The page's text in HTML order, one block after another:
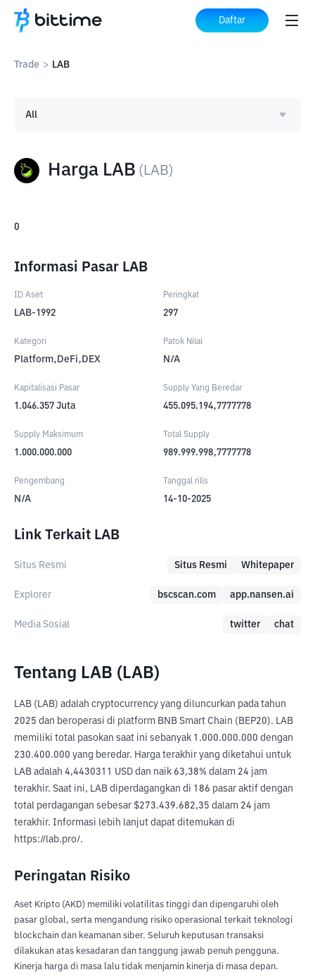
Daftar
Trade > LAB
Harga LAB ( LAB)
All
0
Informasi Pasar LAB
ID Aset
LAB-1992
Peringkat
297
Kategori
Platform,DeFi,DEX
Patok Nilai
N/A
Kapitalisasi Pasar
1.046.357 Juta
Supply Yang Beredar
455.095.194,7777778
Supply Maksimum
1.000.000.000
Total Supply
989.999.998,7777778
Pengembang
N/A
Tanggal rilis
14-10-2025
Link Terkait LAB
Situs Resmi Situs Resmi Whitepaper
Explorer bscscan.com app.nansen.ai
Media Sosial twitter chat
Tentang LAB (LAB)
LAB (LAB) adalah cryptocurrency yang diluncurkan pada tahun
2025 dan beroperasi di platform BNB Smart Chain (BEP20). LAB
memiliki total pasokan saat ini sebanyak 1.000.000.000 dengan
230.400.000 yang beredar. Harga terakhir yang diketahui untuk
LAB adalah 4,4430311 USD dan naik 63,38% dalam 24 jam
terakhir. Saat ini, LAB diperdagangkan di 186 pasar aktif dengan
total perdagangan sebesar $273.439.682,35 dalam 24 jam
terakhir. Informasi lebih lanjut dapat ditemukan di
https://lab.pro/.
Peringatan Risiko
Aset Kripto (AKD) memiliki volatilitas tinggi dan dipengaruhi oleh
pasar global, serta mengandung risiko operasional terkait teknologi
blockchain dan keamanan siber. Seluruh keputusan transaksi
dilakukan atas kesadaran dan tanggung jawab penuh pengguna.
Kinerja harga di masa lalu tidak menjamin kinerja di masa depan.